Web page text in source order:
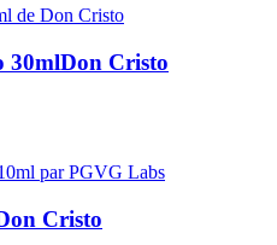
30mlDon Cristo
Cristo